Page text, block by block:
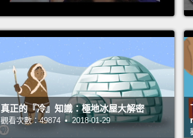
time.
Oh my gosh.
開口的第一句話嘛。
We always know
From the moment
a greeter up at the
that moment, we
真正的『冷』知識：極地冰屋大解密
觀看次數：49874 • 2018-01-29